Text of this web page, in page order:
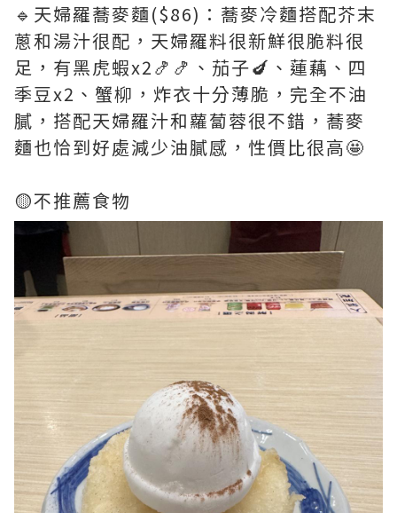
🔹天婦羅蕎麥麵($86)：蕎麥冷麵搭配芥末
蔥和湯汁很配，天婦羅料很新鮮很脆料很
足，有黑虎蝦x2🍤🍤、茄子🍆、蓮藕、四
季豆x2、蟹柳，炸衣十分薄脆，完全不油
膩，搭配天婦羅汁和蘿蔔蓉很不錯，蕎麥
麵也恰到好處減少油膩感，性價比很高🤩
🟡不推薦食物